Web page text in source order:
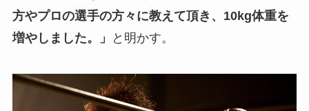
方やプロの選手の方々に教えて頂き、10kg体重を
増やしました。」
と明かす。